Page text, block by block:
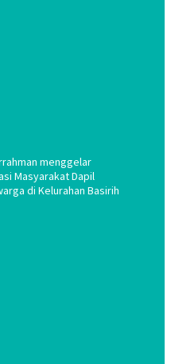
menggelar
Masyarakat Dapil
di Kelurahan Basirih